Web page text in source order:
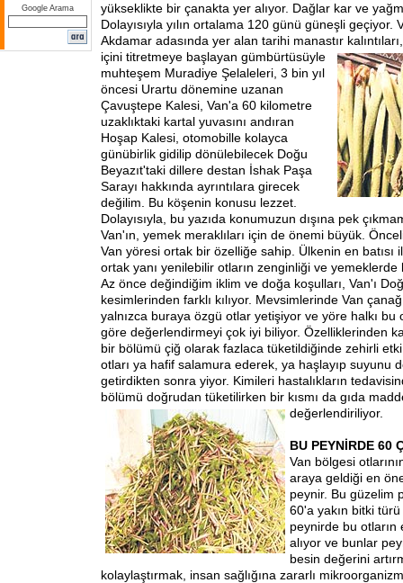
Google Arama
yükseklikte bir çanakta yer alıyor. Dağlar kar ve
Dolayısıyla yılın ortalama 120 günü güneşli geçiyor.
Akdamar adasında yer alan tarihi manastır
içini titretmeye başlayan gümbürtüsüyle
muhteşem Muradiye Şelaleleri, 3 bin yıl
öncesi Urartu dönemine uzanan
Çavuştepe Kalesi, Van'a 60 kilometre
uzaklıktaki kartal yuvasını andıran
Hoşap Kalesi, otomobille kolayca
günübirlik gidilip dönülebilecek Doğu
Beyazıt'taki dillere destan İshak Paşa
Sarayı hakkında ayrıntılara girecek
değilim. Bu köşenin konusu lezzet.
Dolayısıyla, bu yazıda konumuzun dışına pek
Van'ın, yemek meraklıları için de önemi büyük.
Van yöresi ortak bir özelliğe sahip. Ülkenin en batısı
ortak yanı yenilebilir otların zenginliği ve yemeklerde
Az önce değindiğim iklim ve doğa koşulları, Van'ı
kesimlerinden farklı kılıyor. Mevsimlerinde Van
yalnızca buraya özgü otlar yetişiyor ve yöre halkı bu
göre değerlendirmeyi çok iyi biliyor. Özelliklerinden
bir bölümü çiğ olarak fazlaca tüketildiğinde zehirli
otları ya hafif salamura ederek, ya haşlayıp suyunu
getirdikten sonra yiyor. Kimileri hastalıkların
bölümü doğrudan tüketilirken bir kısmı da gıda
değerlendiriliyor.
BU PEYNİRDE 60
Van bölgesi
araya geldiği en
peynir. Bu güzelim
60'a yakın bitki türü
peynirde bu
alıyor ve bunlar
besin değerini
kolaylaştırmak, insan sağlığına zararlı